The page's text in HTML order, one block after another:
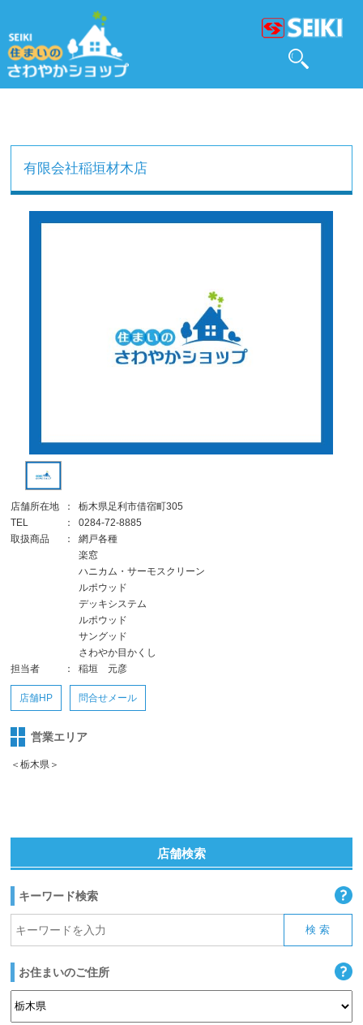
有限会社稲垣材木店
店舗所在地 ：
栃木県足利市借宿町305
TEL
：
0284-72-8885
取扱商品
：
網戸各種
楽窓
ハニカム・サーモスクリーン
ルポウッド
デッキシステム
ルポウッド
サングッド
さわやか目かくし
担当者
： 稲垣 元彦
店舗HP 問合せメール
営業エリア
＜栃木県＞
店舗検索
キーワード検索
お住まいのご住所